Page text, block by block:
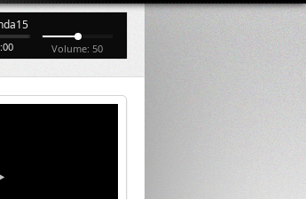
Volume: 50